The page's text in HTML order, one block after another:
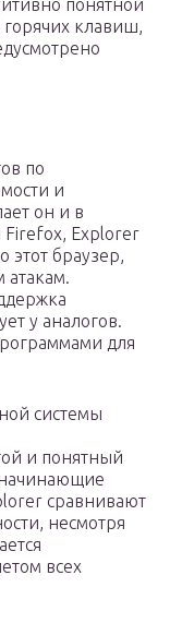
понятной
горячих клавиш,
по
и
он и в
Firefox, Explorer
браузер,
атакам.
у аналогов.
для
системы
и понятный
сравнивают
несмотря
всех